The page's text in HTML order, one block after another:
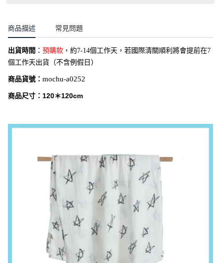
商品描述 常見問題
出貨時間 ： 預購款 ，約7-14個工作天，若國際清關順利將會提前在7
個工作天出貨（不含例假日）
商品貨號： mochu-a0252
商品尺寸：120＊120cm